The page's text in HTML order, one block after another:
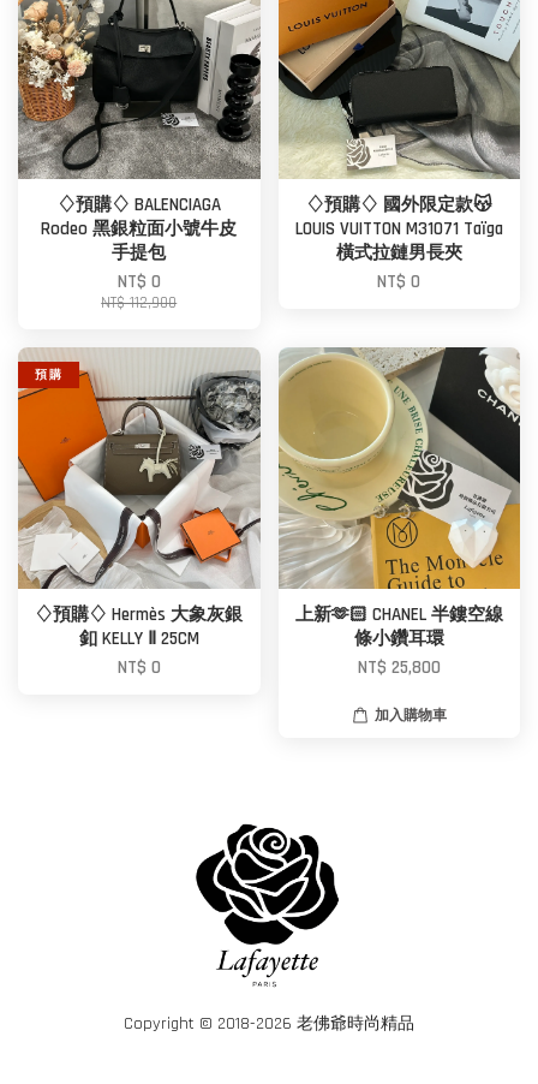
♢預購♢ BALENCIAGA
Rodeo 黑銀粒面小號牛皮
手提包
NT$ 0
NT$ 112,900
♢預購♢ 國外限定款😽
LOUIS VUITTON M31071 Taïga
橫式拉鏈男長夾
NT$ 0
預 購
♢預購♢ Hermès 大象灰銀
釦 KELLY Ⅱ 25CM
NT$ 0
上新🫶🏻 CHANEL 半鏤空線
條小鑽耳環
NT$ 25,800
加入購物車
Copyright © 2018-2026 老佛爺時尚精品